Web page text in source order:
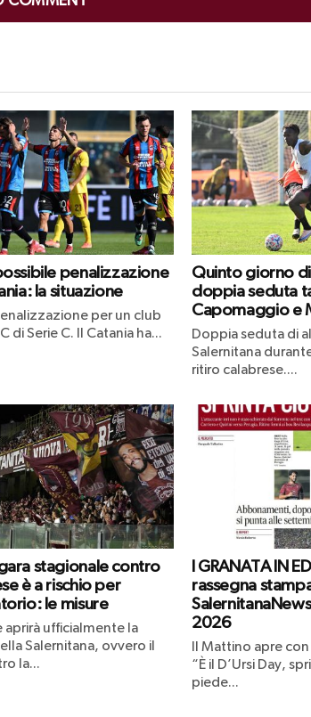
penalizzazione
la situazione
per un club
di Serie C. Il Catania ha...
Quinto giorno
doppia seduta
Capomaggio e
Doppia seduta di
Salernitana
ritiro calabrese....
stagionale contro
è a rischio per
le misure
aprirà ufficialmente la
Salernitana, ovvero il
la...
I GRANATA IN
rassegna
2026
Il Mattino apre
“È il D’Ursi Day,
piede...